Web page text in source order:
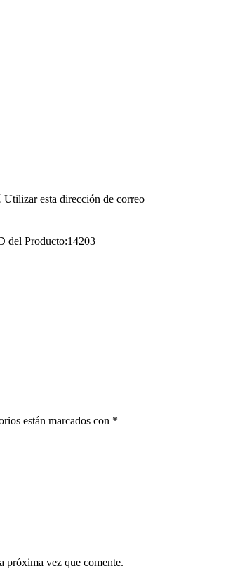
Utilizar esta dirección de correo
del Producto:14203
están marcados con *
próxima vez que comente.